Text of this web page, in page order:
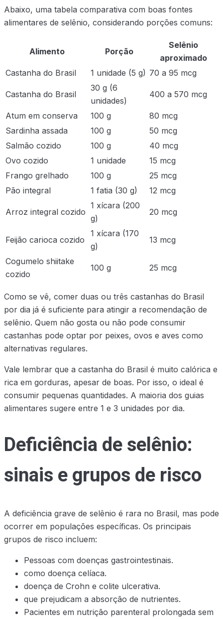
Abaixo, uma tabela comparativa com boas fontes
alimentares de selênio, considerando porções comuns:
Alimento Porção
Selênio
aproximado
Castanha do Brasil
1 unidade (5 g) 70 a 95 mcg
Castanha do Brasil
30 g (6
unidades)
400 a 570 mcg
Atum em conserva 100 g
80 mcg
Sardinha assada
100 g
50 mcg
Salmão cozido
100 g
40 mcg
Ovo cozido
1 unidade
15 mcg
Frango grelhado
100 g
25 mcg
Pão integral
1 fatia (30 g) 12 mcg
Arroz integral cozido
1 xícara (200
g)
20 mcg
Feijão carioca cozido
1 xícara (170
g)
13 mcg
Cogumelo shiitake
cozido
100 g 25 mcg
Como se vê, comer duas ou três castanhas do Brasil
por dia já é suficiente para atingir a recomendação de
selênio. Quem não gosta ou não pode consumir
castanhas pode optar por peixes, ovos e aves como
alternativas regulares.
Vale lembrar que a castanha do Brasil é muito calórica e
rica em gorduras, apesar de boas. Por isso, o ideal é
consumir pequenas quantidades. A maioria dos guias
alimentares sugere entre 1 e 3 unidades por dia.
Deficiência de selênio:
sinais e grupos de risco
A deficiência grave de selênio é rara no Brasil, mas pode
ocorrer em populações específicas. Os principais
grupos de risco incluem:
Pessoas com doenças gastrointestinais.
como doença celíaca.
doença de Crohn e colite ulcerativa.
que prejudicam a absorção de nutrientes.
Pacientes em nutrição parenteral prolongada sem